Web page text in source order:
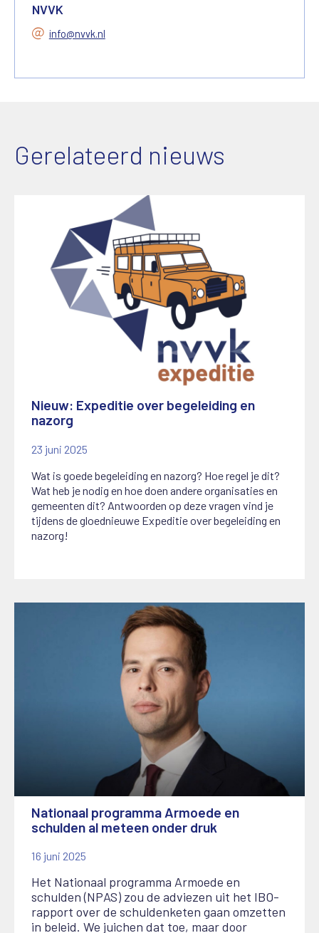
NVVK
info@nvvk.nl
Gerelateerd nieuws
Nieuw: Expeditie over begeleiding en
nazorg
23 juni 2025
Wat is goede begeleiding en nazorg? Hoe regel je dit?
Wat heb je nodig en hoe doen andere organisaties en
gemeenten dit? Antwoorden op deze vragen vind je
tijdens de gloednieuwe Expeditie over begeleiding en
nazorg!
Nationaal programma Armoede en
schulden al meteen onder druk
16 juni 2025
Het Nationaal programma Armoede en
schulden (NPAS) zou de adviezen uit het IBO-
rapport over de schuldenketen gaan omzetten
in beleid. We juichen dat toe, maar door